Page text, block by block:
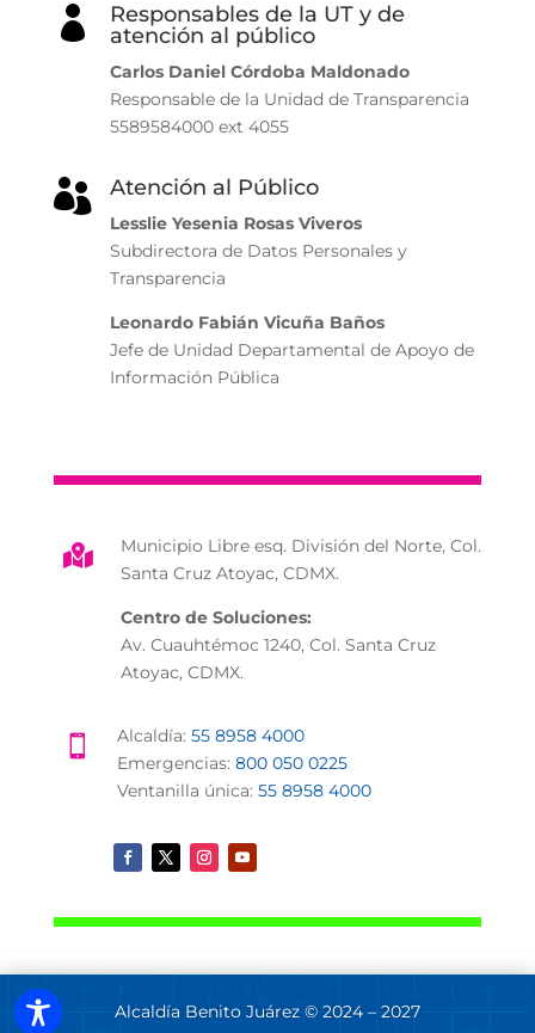

Responsables de la UT y de
atención al público
Carlos Daniel Córdoba Maldonado
Responsable de la Unidad de Transparencia
5589584000 ext 4055
 Atención al Público
Lesslie Yesenia Rosas Viveros
Subdirectora de Datos Personales y
Transparencia
Leonardo Fabián Vicuña Baños
Jefe de Unidad Departamental de Apoyo de
Información Pública

Municipio Libre esq. División del Norte, Col.
Santa Cruz Atoyac, CDMX.
Centro de Soluciones:
Av. Cuauhtémoc 1240, Col. Santa Cruz
Atoyac, CDMX.
 Alcaldía: 55 8958 4000
Emergencias: 800 050 0225
Ventanilla única: 55 8958 4000
Alcaldía Benito Juárez © 2024 – 2027